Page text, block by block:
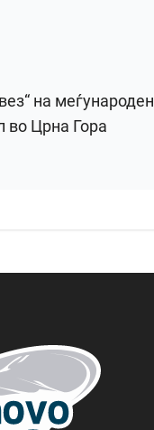
на меѓународен
во Црна Гора